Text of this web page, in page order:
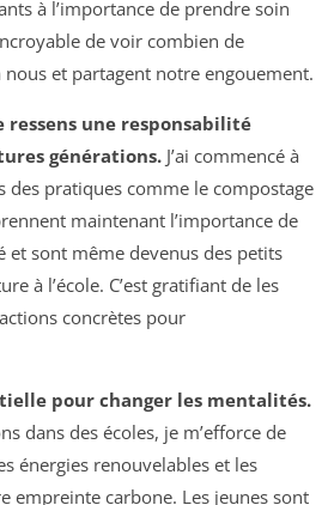
à l’importance de prendre soin
de voir combien de
et partagent notre engouement.
une responsabilité
générations. J’ai commencé à
des pratiques comme le compostage
maintenant l’importance de
et sont même devenus des petits
à l’école. C’est gratifiant de les
concrètes pour
pour changer les mentalités.
dans des écoles, je m’efforce de
énergies renouvelables et les
empreinte carbone. Les jeunes sont